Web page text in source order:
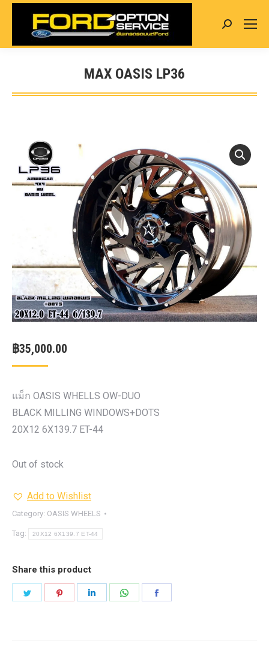
Search:
MAX OASIS LP36
You are here:
฿35,000.00
แม็ก OASIS WHELLS OW-DUO
BLACK MILLING WINDOWS+DOTS
20X12 6X139.7 ET-44
Out of stock
Add to Wishlist
Category: OASIS WHEELS
Tag: 20X12 6X139.7 ET-44
Share this product